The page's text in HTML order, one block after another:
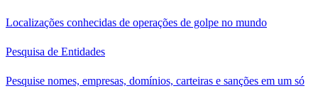
Localizações conhecidas de operações de golpe no mundo
Pesquisa de Entidades
Pesquise nomes, empresas, domínios, carteiras e sanções em um só